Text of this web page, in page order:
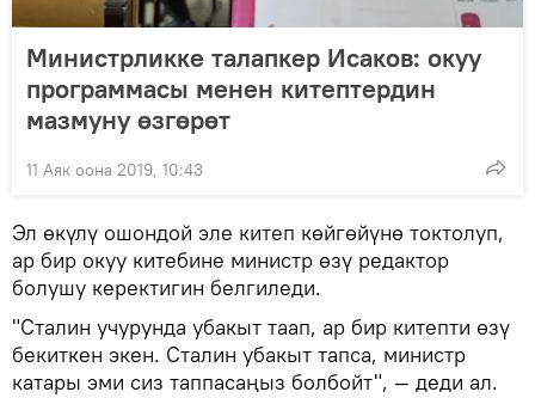
Министрликке талапкер Исаков: окуу
программасы менен китептердин
мазмуну өзгөрөт
11 Аяк оона 2019, 10:43
Эл өкүлү ошондой эле китеп көйгөйүнө токтолуп,
ар бир окуу китебине министр өзү редактор
болушу керектигин белгиледи.
"Сталин учурунда убакыт таап, ар бир китепти өзү
бекиткен экен. Сталин убакыт тапса, министр
катары эми сиз таппасаңыз болбойт", — деди ал.